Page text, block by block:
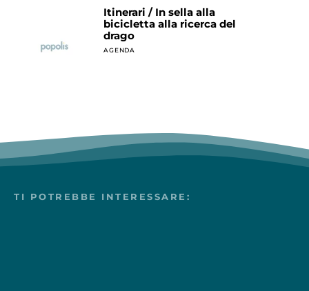
Itinerari / In sella alla
bicicletta alla ricerca del
drago
AGENDA
TI POTREBBE INTERESSARE: